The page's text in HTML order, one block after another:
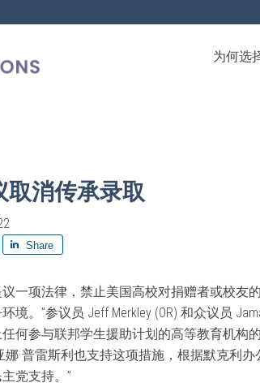
为何选
取消传承录取
Share
一项法律，禁止美国高校对捐赠者或校友
境。”参议员 Jeff Merkley (OR) 和众议员
何参与联邦学生援助计划的高等教育机构
·普雷斯利也支持这项措施，根据默克利
党支持。”